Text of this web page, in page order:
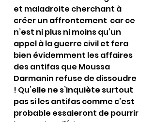
et maladroite cherchant à
créer un affrontement  car ce
n’est ni plus ni moins qu’un
appel à la guerre civil et fera
bien évidemment les affaires
des antifas que Moussa
Darmanin refuse de dissoudre
! Qu’elle ne s’inquiète surtout
pas si les antifas comme c’est
probable essaieront de pourrir